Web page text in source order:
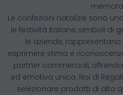
Le confezioni natalizie sono
le festività italiane, simboli di
le aziende,
esprimere stima e
partner commerciali,
ed emotiva unica. Noi di
selezionare prodotti di alta